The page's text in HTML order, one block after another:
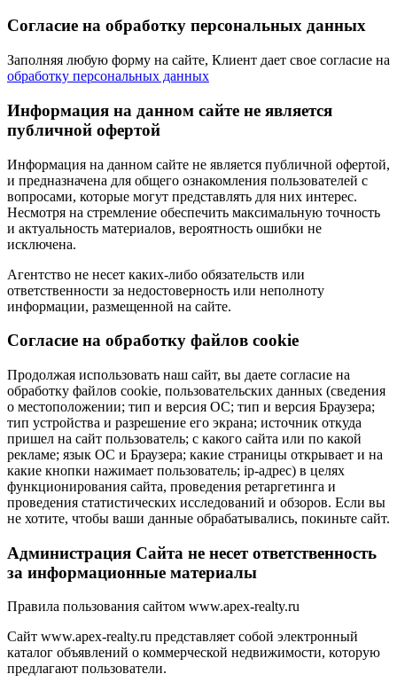
Согласие на обработку персональных данных
Заполняя любую форму на сайте, Клиент дает свое согласие на
обработку персональных данных
Информация на данном сайте не является
публичной офертой
Информация на данном сайте не является публичной офертой,
и предназначена для общего ознакомления пользователей с
вопросами, которые могут представлять для них интерес.
Несмотря на стремление обеспечить максимальную точность
и актуальность материалов, вероятность ошибки не
исключена.
Агентство не несет каких-либо обязательств или
ответственности за недостоверность или неполноту
информации, размещенной на сайте.
Cогласие на обработку файлов cookie
Продолжая использовать наш сайт, вы даете согласие на
обработку файлов cookie, пользовательских данных (сведения
о местоположении; тип и версия ОС; тип и версия Браузера;
тип устройства и разрешение его экрана; источник откуда
пришел на сайт пользователь; с какого сайта или по какой
рекламе; язык ОС и Браузера; какие страницы открывает и на
какие кнопки нажимает пользователь; ip-адрес) в целях
функционирования сайта, проведения ретаргетинга и
проведения статистических исследований и обзоров. Если вы
не хотите, чтобы ваши данные обрабатывались, покиньте сайт.
Администрация Сайта не несет ответственность
за информационные материалы
Правила пользования сайтом www.apex-realty.ru
Сайт www.apex-realty.ru представляет собой электронный
каталог объявлений о коммерческой недвижимости, которую
предлагают пользователи.